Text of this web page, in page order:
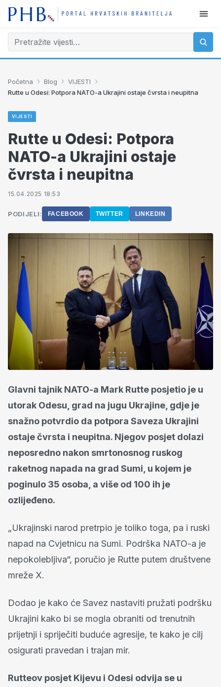
Početna › Blog › VIJESTI ›
Rutte u Odesi: Potpora NATO-a Ukrajini ostaje čvrsta i neupitna
VIJESTI
Rutte u Odesi: Potpora
NATO-a Ukrajini ostaje
čvrsta i neupitna
15.04.2025 18:53
PODIJELI: FACEBOOK TWITTER LINKEDIN
Glavni tajnik NATO-a Mark Rutte posjetio je u
utorak Odesu, grad na jugu Ukrajine, gdje je
snažno potvrdio da potpora Saveza Ukrajini
ostaje čvrsta i neupitna. Njegov posjet dolazi
neposredno nakon smrtonosnog ruskog
raketnog napada na grad Sumi, u kojem je
poginulo 35 osoba, a više od 100 ih je
ozlijeđeno.
„Ukrajinski narod pretrpio je toliko toga, pa i ruski
napad na Cvjetnicu na Sumi. Podrška NATO-a je
nepokolebljiva“, poručio je Rutte putem društvene
mreže X.
Dodao je kako će Savez nastaviti pružati podršku
Ukrajini kako bi se mogla obraniti od trenutnih
prijetnji i spriječiti buduće agresije, te kako je cilj
osigurati pravedan i trajan mir.
Rutteov posjet Kijevu i Odesi odvija se u